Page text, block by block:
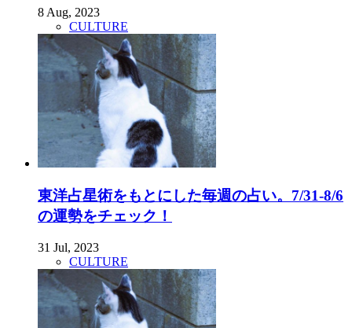
8 Aug, 2023
CULTURE
東洋占星術をもとにした毎週の占い。7/31-8/6
の運勢をチェック！
31 Jul, 2023
CULTURE